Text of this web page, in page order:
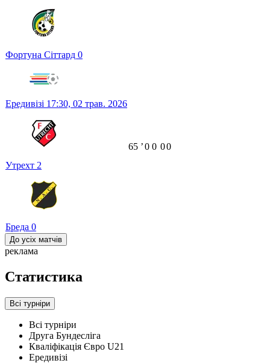
Фортуна Сіттард 0
Ередивізі 17:30, 02 трав. 2026
Утрехт 2
Бреда 0
65 ʼ0 0 00
До усіх матчів
реклама
Статистика
Всі турніри
Всі турніри
Друга Бундесліга
Кваліфікація Євро U21
Ередивізі